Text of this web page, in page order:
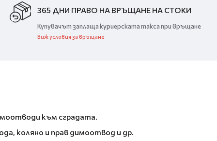
365 ДНИ ПРАВО НА ВРЪЩАНЕ НА СТОКИ
Купувачът заплаща куриерската такса при връщане
Виж условия за връщане
към сградата.
коляно и прав димоотвод и др.